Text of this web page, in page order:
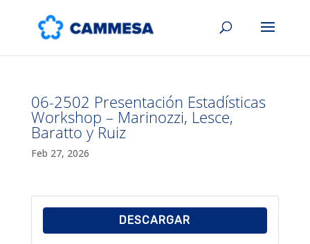
06-2502 Presentación Estadísticas
Workshop – Marinozzi, Lesce,
Baratto y Ruiz
Feb 27, 2026
DESCARGAR